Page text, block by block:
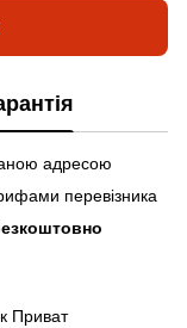
адресою
перевізника
Приват